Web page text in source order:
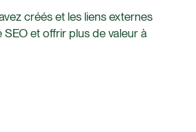
créés et les liens externes
et offrir plus de valeur à